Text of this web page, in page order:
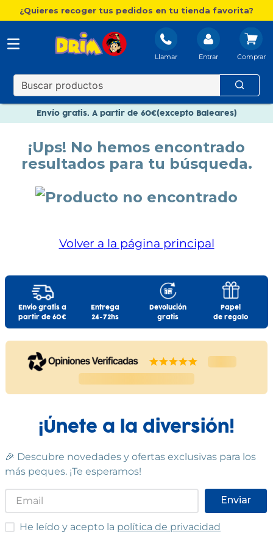
¿Quieres recoger tus pedidos en tu tienda favorita?
Llamar Entrar
Envío gratis. A partir de 60€(excepto Baleares)
Nuevo catálogo Aire Libre
Paga en 3 plazos sin intereses
¡Ups! No hemos encontrado
resultados para tu búsqueda.
Volver a la página principal
Envío gratis a
partir de 60€
Entrega
24-72hs
Devolución
gratis
Papel
de regalo
¡Únete a la diversión!
🎉 Descubre novedades y ofertas exclusivas para los
más peques. ¡Te esperamos!
Enviar
He leído y acepto las condiciones
He leído y acepto la política de privacidad